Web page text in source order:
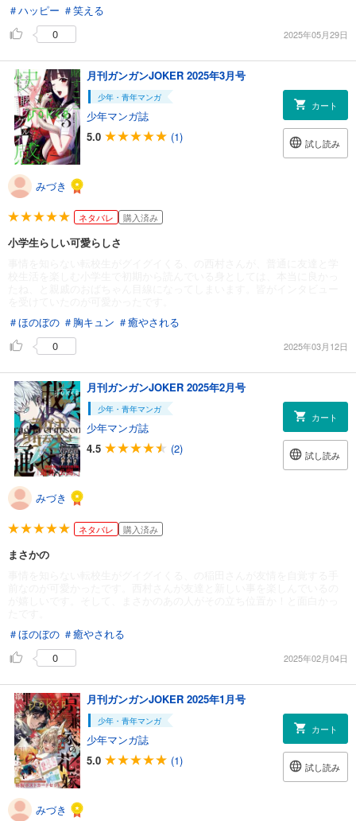
＃ハッピー ＃笑える
0
2025年05月29日
月刊ガンガンJOKER 2025年3月号
少年・青年マンガ
少年マンガ誌
5.0
(1)
カート
試し読み
みづき
ネタバレ 購入済み
小学生らしい可愛らしさ
＃ほのぼの ＃胸キュン ＃癒やされる
0
2025年03月12日
月刊ガンガンJOKER 2025年2月号
少年・青年マンガ
少年マンガ誌
4.5
(2)
カート
試し読み
みづき
ネタバレ 購入済み
まさかの
＃ほのぼの ＃癒やされる
0
2025年02月04日
月刊ガンガンJOKER 2025年1月号
少年・青年マンガ
少年マンガ誌
5.0
(1)
カート
試し読み
みづき